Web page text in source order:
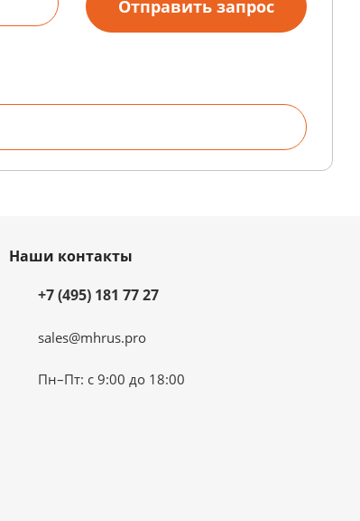
Наши контакты
+7 (495) 181 77 27
sales@mhrus.pro
Пн–Пт: с 9:00 до 18:00